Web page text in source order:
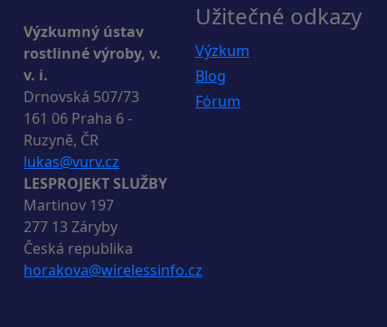
Výzkumný ústav
rostlinné výroby, v.
v. i.
Drnovská 507/73
161 06 Praha 6 -
Ruzyně, ČR
lukas@vurv.cz
LESPROJEKT SLUŽBY
Martinov 197
277 13 Záryby
Česká republika
horakova@wirelessinfo.cz
Užitečné odkazy
Výzkum
Blog
Fórum